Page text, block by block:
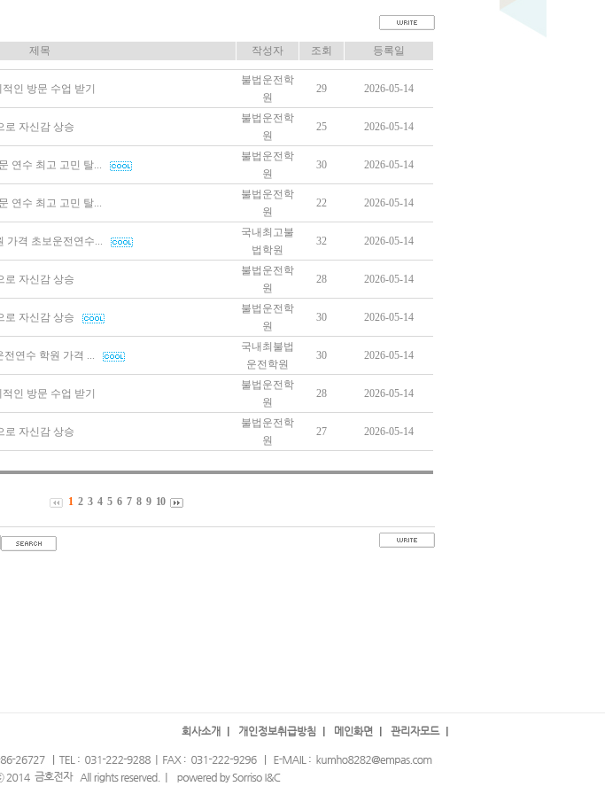
제목 작성자 조회 등록일
적인 방문 수업 받기
불법운전학
원
29 2026-05-14
로 자신감 상승
불법운전학
원
25 2026-05-14
연수 최고 고민 탈...
불법운전학
원
30 2026-05-14
연수 최고 고민 탈...
불법운전학
원
22 2026-05-14
가격 초보운전연수...
국내최고불
법학원
32 2026-05-14
로 자신감 상승
불법운전학
원
28 2026-05-14
로 자신감 상승
불법운전학
원
30 2026-05-14
전연수 학원 가격 ...
국내최불법
운전학원
30 2026-05-14
적인 방문 수업 받기
불법운전학
원
28 2026-05-14
로 자신감 상승
불법운전학
원
27 2026-05-14
1 2 3 4 5 6 7 8 9 10
관리자모드
메인화면
개인정보취급방침
회사소개